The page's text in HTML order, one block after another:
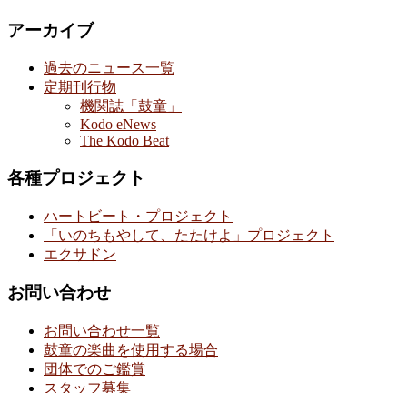
アーカイブ
過去のニュース一覧
定期刊行物
機関誌「鼓童」
Kodo eNews
The Kodo Beat
各種プロジェクト
ハートビート・プロジェクト
「いのちもやして、たたけよ」プロジェクト
エクサドン
お問い合わせ
お問い合わせ一覧
鼓童の楽曲を使用する場合
団体でのご鑑賞
スタッフ募集